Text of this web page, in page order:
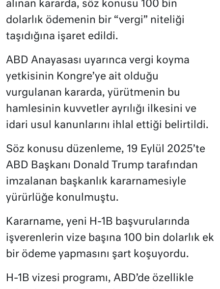
alınan kararda, söz konusu 100 bin
dolarlık ödemenin bir “vergi” niteliği
taşıdığına işaret edildi.
ABD Anayasası uyarınca vergi koyma
yetkisinin Kongre’ye ait olduğu
vurgulanan kararda, yürütmenin bu
hamlesinin kuvvetler ayrılığı ilkesini ve
idari usul kanunlarını ihlal ettiği belirtildi.
Söz konusu düzenleme, 19 Eylül 2025’te
ABD Başkanı Donald Trump tarafından
imzalanan başkanlık kararnamesiyle
yürürlüğe konulmuştu.
Kararname, yeni H-1B başvurularında
işverenlerin vize başına 100 bin dolarlık ek
bir ödeme yapmasını şart koşuyordu.
H-1B vizesi programı, ABD’de özellikle